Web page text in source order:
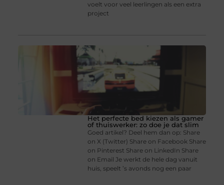
voelt voor veel leerlingen als een extra
project
Het perfecte bed kiezen als gamer
of thuiswerker: zo doe je dat slim
Goed artikel? Deel hem dan op: Share
on X (Twitter) Share on Facebook Share
on Pinterest Share on LinkedIn Share
on Email Je werkt de hele dag vanuit
huis, speelt ’s avonds nog een paar